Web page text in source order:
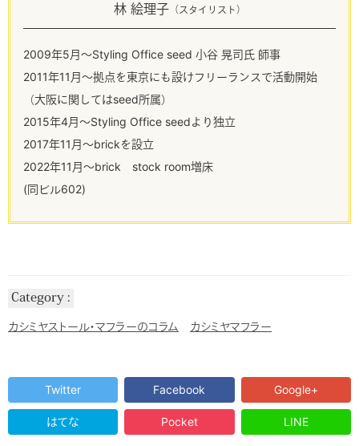
林 絵理子（スタイリスト）
2009年5月～Styling Office seed 小谷 晃司氏 師事
2011年11月～拠点を東京にも設けフリーランスで活動開始
（大阪に関してはseed所属）
2015年4月～Styling Office seedより独立
2017年11月～brickを設立
2022年11月～brick stock room増床
(同ビル602)
Category
カシミヤストール・マフラーのコラム カシミヤマフラー
Twitter Facebook Google+
はてな Pocket LINE